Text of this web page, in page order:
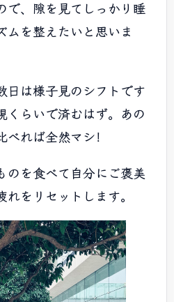
で、隙を見てしっかり睡
ムを整えたいと思いま
日は様子見のシフトです
くらいで済むはず。あの
れば全然マシ！
のを食べて自分にご褒美
をリセットします。